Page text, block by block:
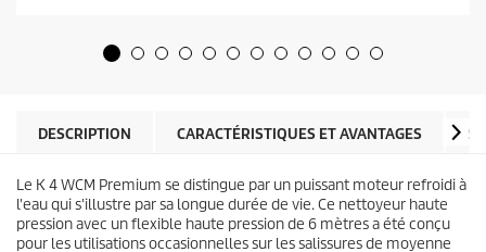
d
t
e
2
4
a
v
DESCRIPTION CARACTÉRISTIQUES ET AVANTAGES
Le K 4 WCM Premium se distingue par un puissant moteur refroidi à
l'eau qui s'illustre par sa longue durée de vie. Ce nettoyeur haute
pression avec un flexible haute pression de 6 mètres a été conçu
pour les utilisations occasionnelles sur les salissures de moyenne